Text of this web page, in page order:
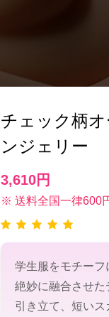
チェック柄
ンジェリー
3,610円
※ 送料全国一律600
学生服をモチー
絶妙に融合させ
引き立て、短い